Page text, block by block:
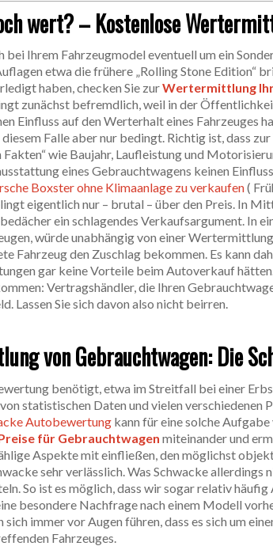
wert? – Kostenlose
bei Ihrem Fahrzeugmodel eventuell um ein
etwa die frühere „Rolling Stone Edition“
haben, checken Sie zurWertermittlung
zunächst befremdlich, weil in der
Einfluss auf den Werterhalt eines Fahrzeuges
Falle aber nur bedingt. Richtig ist, dass
wie Baujahr, Laufleistung und
eines Gebrauchtwagens keinen
Boxster ohne Klimaanlage zu verkaufen(
eigentlich nur – brutal – über den Preis. In
ein schlagendes Verkaufsargument. In
würde unabhängig von einer
Fahrzeug den Zuschlag bekommen. Es kann
gar keine Vorteile beim Autoverkauf
Vertragshändler, die Ihren
Lassen Sie sich davon also nicht beirren.
von Gebrauchtwagen: Die
benötigt, etwa im Streitfall bei einer
statistischen Daten und vielen verschiedenen
Autobewertung kann für eine solche
für Gebrauchtwagen miteinander und
Aspekte mit einfließen, den möglichst
sehr verlässlich. Was Schwacke allerdings
So ist es möglich, dass wir sogar relativ häufig
besondere Nachfrage nach einem Modell
immer vor Augen führen, dass es sich um
Fahrzeuges.